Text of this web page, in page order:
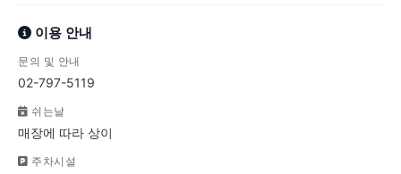
이용 안내
문의 및 안내
02-797-5119
쉬는날
매장에 따라 상이
주차시설